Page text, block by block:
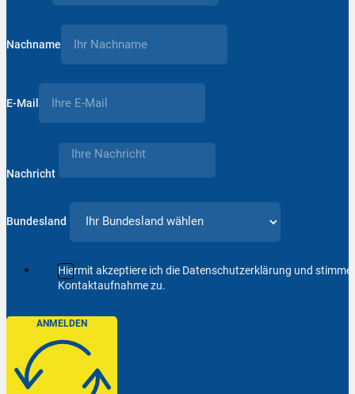
Nachname
E-Mail
Nachricht
Bundesland
Hiermit akzeptiere ich die Datenschutzerklärung und
Kontaktaufnahme zu.
ANMELDEN